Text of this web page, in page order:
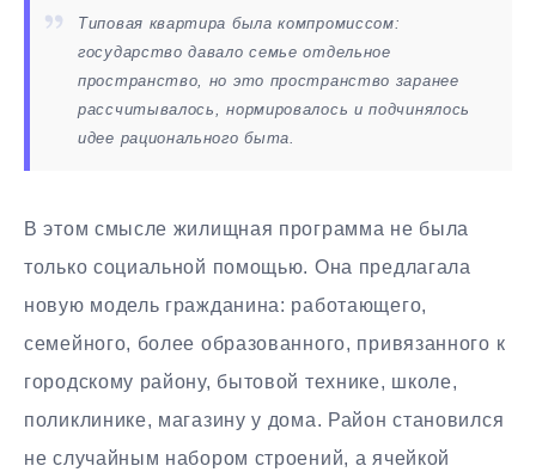
Типовая квартира была компромиссом:
государство давало семье отдельное
пространство, но это пространство заранее
рассчитывалось, нормировалось и подчинялось
идее рационального быта.
В этом смысле жилищная программа не была
только социальной помощью. Она предлагала
новую модель гражданина: работающего,
семейного, более образованного, привязанного к
городскому району, бытовой технике, школе,
поликлинике, магазину у дома. Район становился
не случайным набором строений, а ячейкой